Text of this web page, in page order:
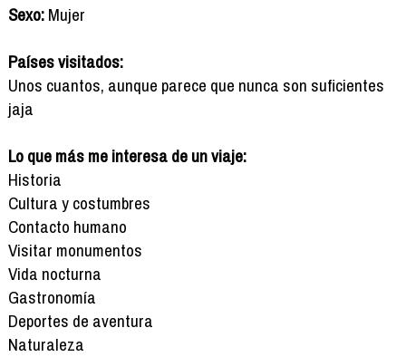
Sexo:Mujer
Países visitados:
Unos cuantos, aunque parece que nunca son suficientes
jaja
Lo que más me interesa de un viaje:
Historia
Cultura y costumbres
Contacto humano
Visitar monumentos
Vida nocturna
Gastronomía
Deportes de aventura
Naturaleza